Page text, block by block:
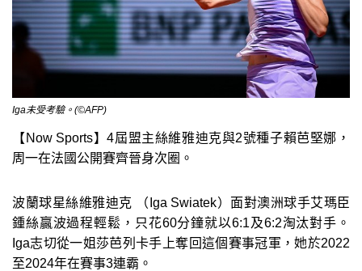
Iga未受考驗。(©AFP)
【Now Sports】4屆盟主絲維雅迪克與2號種子賴芭堅娜，
周一在法國公開賽齊晉身次圈。
波蘭球星絲維雅迪克 （Iga Swiatek）面對澳洲球手艾瑪臣
鍾絲贏波過程輕鬆，只花60分鐘就以6:1及6:2淘汰對手。
Iga志切從一姐莎芭列卡手上奪回這個賽事冠軍，她於2022
至2024年在賽事3連霸。